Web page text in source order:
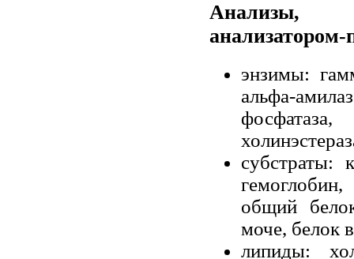
Анализы,
энзимы:
альфа-
субстраты:
общий
моче, белок
липиды: